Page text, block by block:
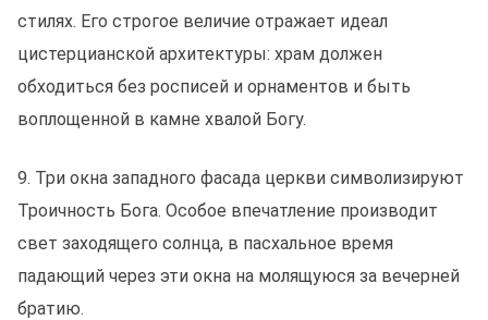
стилях. Его строгое величие отражает идеал
цистерцианской архитектуры: храм должен
обходиться без росписей и орнаментов и быть
воплощенной в камне хвалой Богу.
9. Три окна западного фасада церкви символизируют
Троичность Бога. Особое впечатление производит
свет заходящего солнца, в пасхальное время
падающий через эти окна на молящуюся за вечерней
братию.